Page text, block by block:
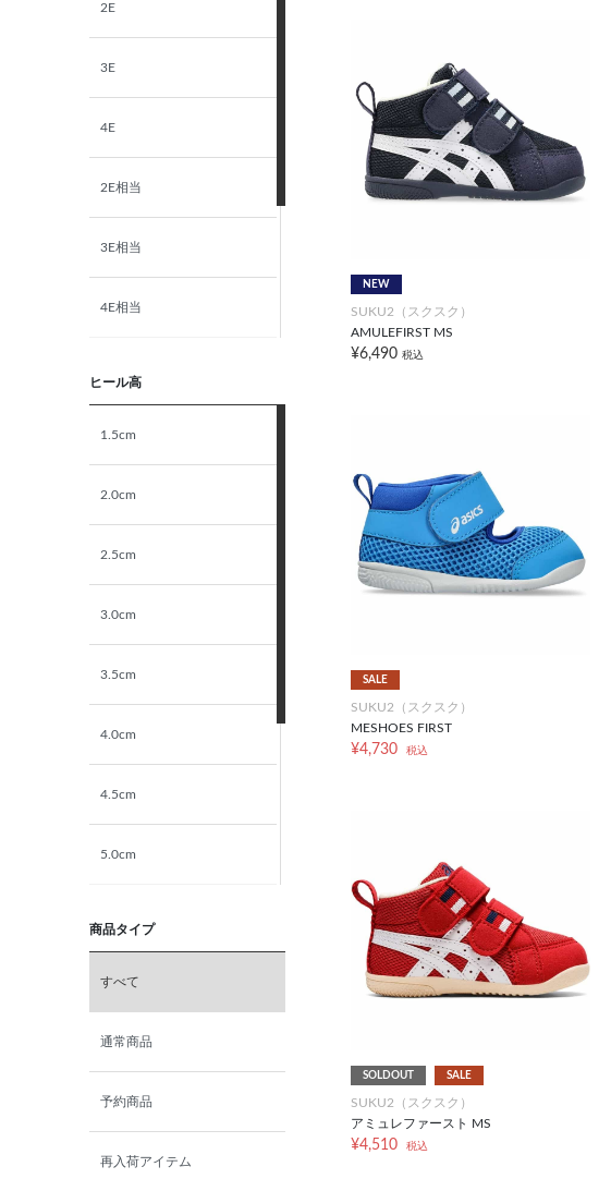
2E
3E
4E
2E相当
3E相当
4E相当
ヒール高
1.5cm
2.0cm
2.5cm
3.0cm
3.5cm
4.0cm
4.5cm
5.0cm
6.0cm
6.5cm
7.0cm
商品タイプ
すべて
通常商品
予約商品
再入荷アイテム
NEW
SUKU2（スクスク）
AMULEFIRST MS
¥6,490 税込
SALE
SUKU2（スクスク）
MESHOES FIRST
¥4,730 税込
SOLDOUT SALE
SUKU2（スクスク）
アミュレファースト MS
¥4,510 税込